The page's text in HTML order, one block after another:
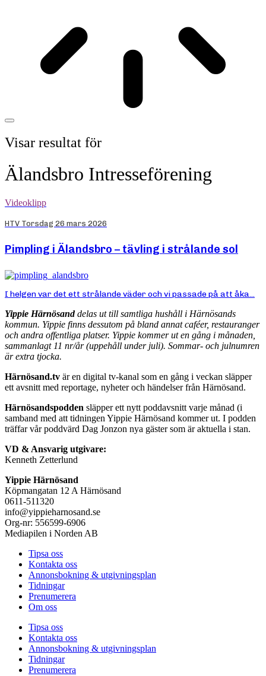
Visar resultat för
Älandsbro Intresseförening
Videoklipp
HTV Torsdag 26 mars 2026
Pimpling i Älandsbro – tävling i strålande sol
I helgen var det ett strålande väder och vi passade på att åka...
Yippie Härnösanddelas ut till samtliga hushåll i Härnösands
kommun. Yippie finns dessutom på bland annat caféer, restauranger
och andra offentliga platser. Yippie kommer ut en gång i månaden,
sammanlagt 11 nr/år (uppehåll under juli). Sommar- och julnumren
är extra tjocka.
Härnösand.tv är en digital tv-kanal som en gång i veckan släpper
ett avsnitt med reportage, nyheter och händelser från Härnösand.
Härnösandspodden släpper ett nytt poddavsnitt varje månad (i
samband med att tidningen Yippie Härnösand kommer ut. I podden
träffar vår poddvärd Dag Jonzon nya gäster som är aktuella i stan.
VD & Ansvarig utgivare:
Kenneth Zetterlund
Yippie Härnösand
Köpmangatan 12 A Härnösand
0611-511320
info@yippieharnosand.se
Org-nr: 556599-6906
Mediapilen i Norden AB
Tipsa oss
Kontakta oss
Annonsbokning & utgivningsplan
Tidningar
Prenumerera
Om oss
Tipsa oss
Kontakta oss
Annonsbokning & utgivningsplan
Tidningar
Prenumerera